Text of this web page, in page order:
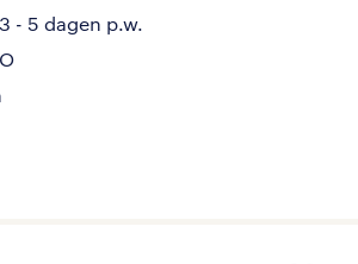
- 5 dagen p.w.